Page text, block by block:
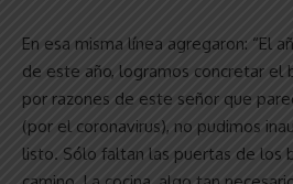
En esa misma línea agregaron: “El
de este año, logramos concretar el
por razones de este señor que
(por el coronavirus), no pudimos
listo. Sólo faltan las puertas de los